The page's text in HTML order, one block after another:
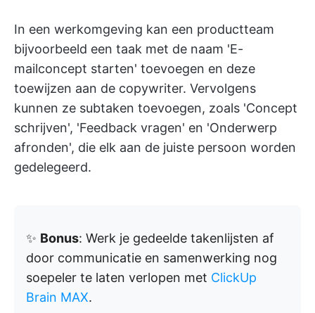
In een werkomgeving kan een productteam
bijvoorbeeld een taak met de naam 'E-
mailconcept starten' toevoegen en deze
toewijzen aan de copywriter. Vervolgens
kunnen ze subtaken toevoegen, zoals 'Concept
schrijven', 'Feedback vragen' en 'Onderwerp
afronden', die elk aan de juiste persoon worden
gedelegeerd.
✨ Bonus: Werk je gedeelde takenlijsten af
door communicatie en samenwerking nog
soepeler te laten verlopen met ClickUp
Brain MAX.